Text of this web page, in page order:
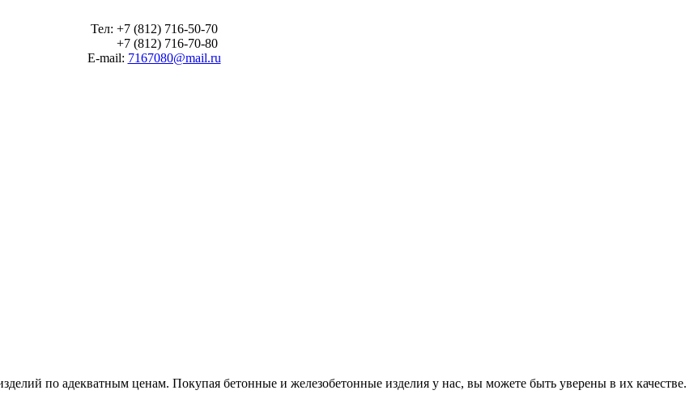
Тел: +7 (812) 716-50-70
+7 (812) 716-70-80
E-mail: 7167080@mail.ru
по адекватным ценам. Покупая бетонные и железобетонные изделия у нас, вы можете быть уверены в их качестве.